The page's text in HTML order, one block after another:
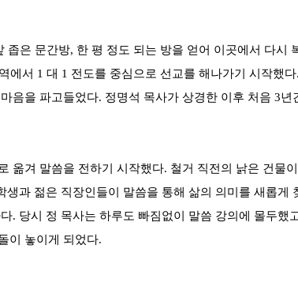
은 문간방, 한 평 정도 되는 방을 얻어 이곳에서 다
서 1 대 1 전도를 중심으로 선교를 해나가기 시작했
음을 파고들었다. 정명석 목사가 상경한 이후 처음 3
옮겨 말씀을 전하기 시작했다. 철거 직전의 낡은 건
과 젊은 직장인들이 말씀을 통해 삶의 의미를 새롭
. 당시 정 목사는 하루도 빠짐없이 말씀 강의에 몰두
이 놓이게 되었다.